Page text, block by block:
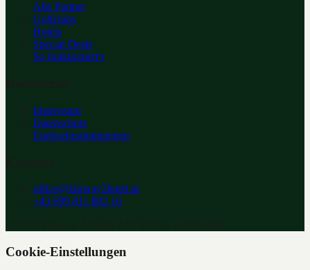
Alle Partner
Golfclubs
Hotels
Special Deals
So funktioniert's
Impressum
Datenschutz
Einlösebestimmungen
office@fairway2hotel.at
+43 699 811 802 16
Cookie-Einstellungen